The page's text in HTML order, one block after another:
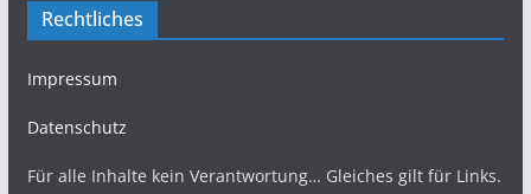
Rechtliches
Impressum
Datenschutz
Für alle Inhalte kein Verantwortung… Gleiches gilt für Links.